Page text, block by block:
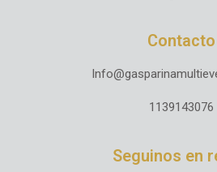
Contacto
1139143076
Seguinos en